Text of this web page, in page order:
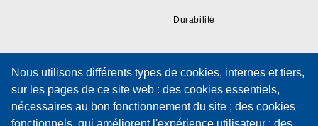
Nous utilisons différents types de cookies, internes et tiers,
sur les pages de ce site web : des cookies essentiels,
nécessaires au bon fonctionnement du site ; des cookies
fonctionnels, qui améliorent l'expérience utilisateur ; des
Durabilité
Ressources
Galerie d'échantillons
de fils
Support
Formation